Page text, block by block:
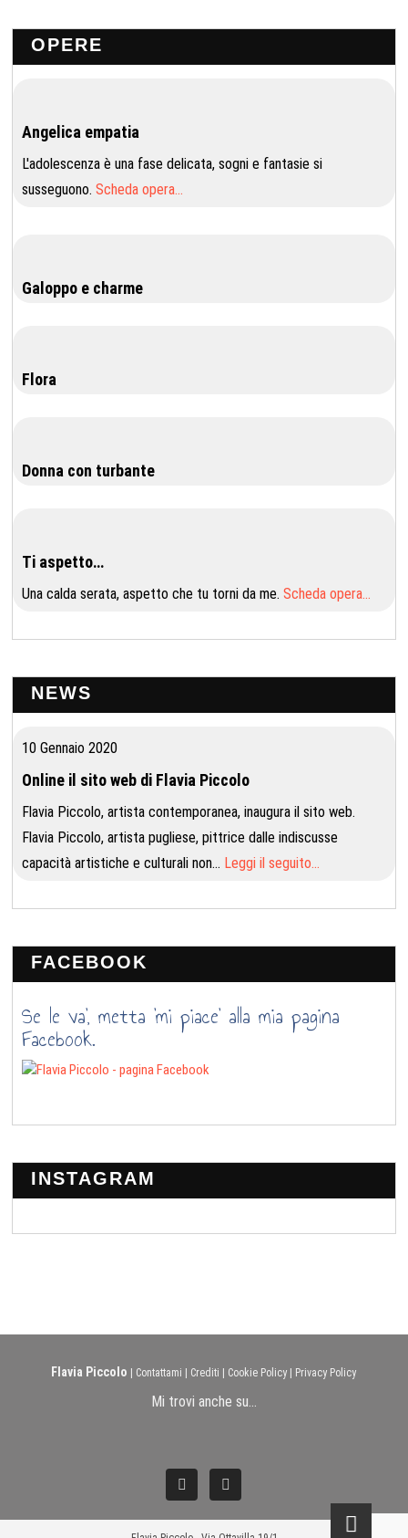
OPERE
Angelica empatia
L'adolescenza è una fase delicata, sogni e fantasie si
susseguono.Scheda opera…
Galoppo e charme
Flora
Donna con turbante
Ti aspetto…
Una calda serata, aspetto che tu torni da me.Scheda opera…
NEWS
10 Gennaio 2020
Online il sito web di Flavia Piccolo
Flavia Piccolo, artista contemporanea, inaugura il sito web.
Flavia Piccolo, artista pugliese, pittrice dalle indiscusse
capacità artistiche e culturali non… Leggi il seguito…
FACEBOOK
Se le va’, metta ‘mi piace’ alla mia pagina
Facebook.
INSTAGRAM
Flavia Piccolo Contattami Crediti Cookie Policy Privacy Policy
Mi trovi anche su...
a n